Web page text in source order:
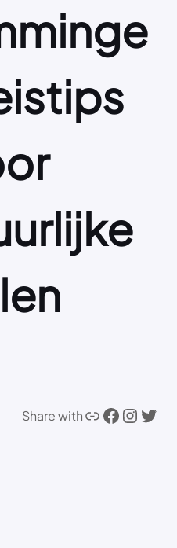
Share withLink Facebook Instagram Twitter